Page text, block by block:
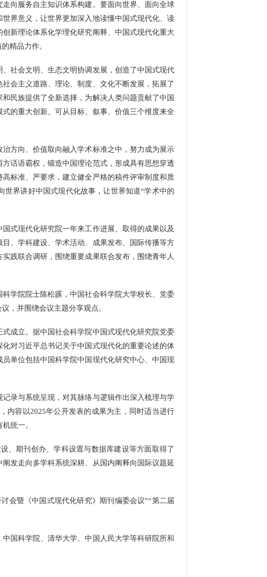
向服务自主知识体系构建。要面向世界、面向全球
界意义，让世界更加深入地读懂中国式现代化、读
新理论体系化学理化研究阐释、中国式现代化重大
精品力作。
社会文明、生态文明协调发展，创造了中国式现代
会主义道路、理论、制度、文化不断发展，拓展了
民族提供了全新选择，为解决人类问题贡献了中国
的重大创新。可从目标、叙事、价值三个维度来全
方向、价值取向融入学术标准之中，努力成为展示
话语霸权，锻造中国理论范式，形成具有思想穿透
标准、严要求，建立健全严格的稿件评审制度和质
界讲好中国式现代化故事，让世界知道“学术中的
式现代化研究院一年来工作进展、取得的成果以及
、学科建设、学术活动、成果发布、国际传播等方
践联合调研，围绕重要成果联合发布，围绕青年人
学院院士陈松蹊，中国社会科学院大学校长、党委
，并围绕会议主题分享观点。
成立。据中国社会科学院中国式现代化研究院党委
对习近平总书记关于中国式现代化的重要论述的体
单位包括中国科学院中国现代化研究中心、中国现
录与系统呈现，对其脉络与逻辑作出深入梳理与学
内容以2025年公开发表的成果为主，同时适当进行
统一。
期刊创办、学科设置与数据库建设等方面取得了
发走向多学科系统深耕、从国内阐释向国际议题延
暨《中国式现代化研究》期刊编委会议”“第二届
国科学院、清华大学、中国人民大学等科研院所和